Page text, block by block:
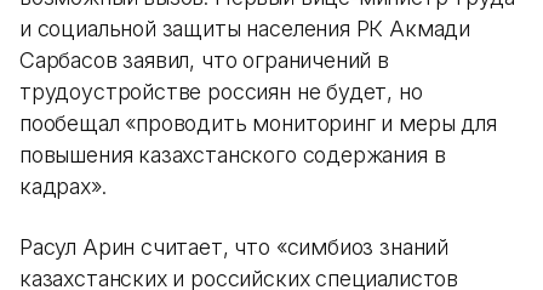
и социальной защиты населения РК Акмади
Сарбасов заявил, что ограничений в
трудоустройстве россиян не будет, но
пообещал «проводить мониторинг и меры для
повышения казахстанского содержания в
кадрах».
Расул Арин считает, что «симбиоз знаний
казахстанских и российских специалистов